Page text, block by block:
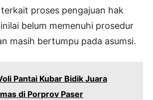
proses pengajuan hak
belum memenuhi prosedur
masih bertumpu pada asumsi.
Pantai Kubar Bidik Juara
di Porprov Paser